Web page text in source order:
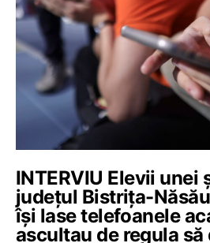
INTERVIU Elevii unei
județul Bistrița-
își lase telefoanele
ascultau de regula